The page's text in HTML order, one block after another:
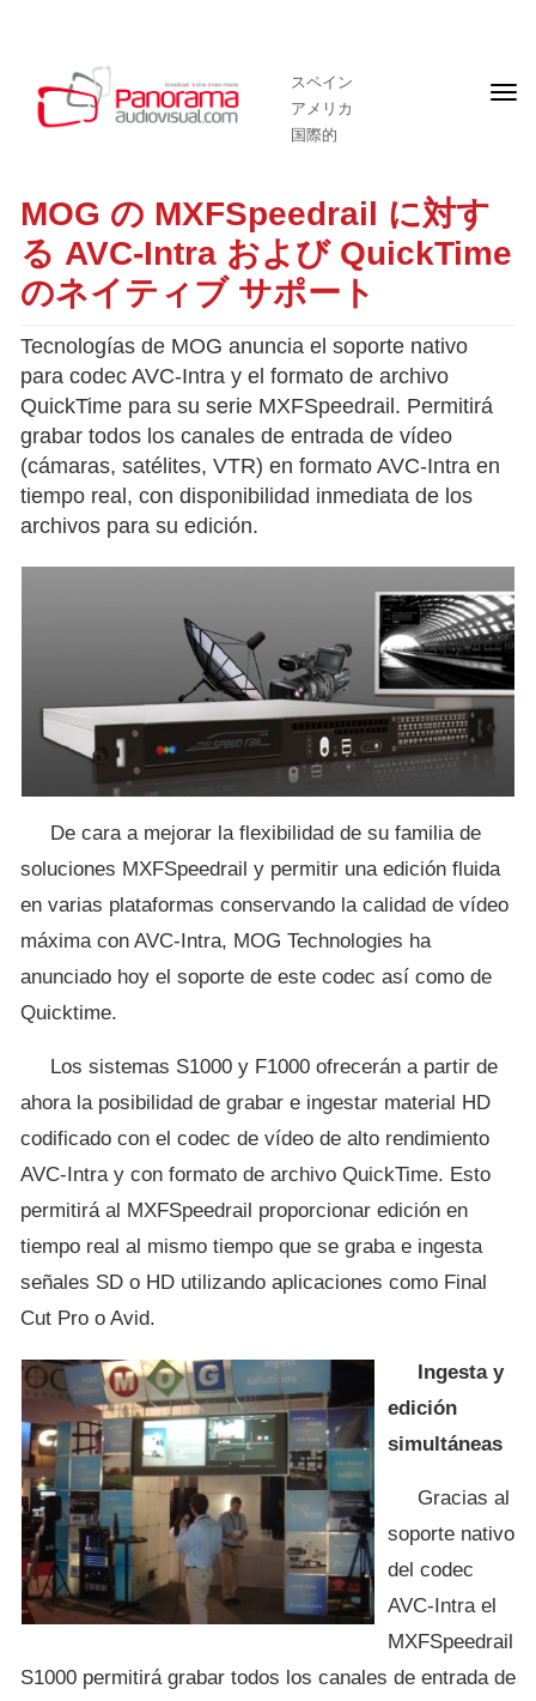
スペイン
アメリカ
国際的
フ
MOG の MXFSpeedrail に対す
る AVC-Intra および QuickTime
のネイティブ サポート
Tecnologías de MOG anuncia el soporte nativo
para codec AVC-Intra y el formato de archivo
QuickTime para su serie MXFSpeedrail. Permitirá
grabar todos los canales de entrada de vídeo
(cámaras, satélites, VTR) en formato AVC-Intra en
tiempo real, con disponibilidad inmediata de los
archivos para su edición.
De cara a mejorar la flexibilidad de su familia de
soluciones MXFSpeedrail y permitir una edición fluida
en varias plataformas conservando la calidad de vídeo
máxima con AVC-Intra, MOG Technologies ha
anunciado hoy el soporte de este codec así como de
Quicktime.
Los sistemas S1000 y F1000 ofrecerán a partir de
ahora la posibilidad de grabar e ingestar material HD
codificado con el codec de vídeo de alto rendimiento
AVC-Intra y con formato de archivo QuickTime. Esto
permitirá al MXFSpeedrail proporcionar edición en
tiempo real al mismo tiempo que se graba e ingesta
señales SD o HD utilizando aplicaciones como Final
Cut Pro o Avid.
Ingesta y
edición
simultáneas
Gracias al
soporte nativo
del codec
AVC-Intra el
MXFSpeedrail
S1000 permitirá grabar todos los canales de entrada de